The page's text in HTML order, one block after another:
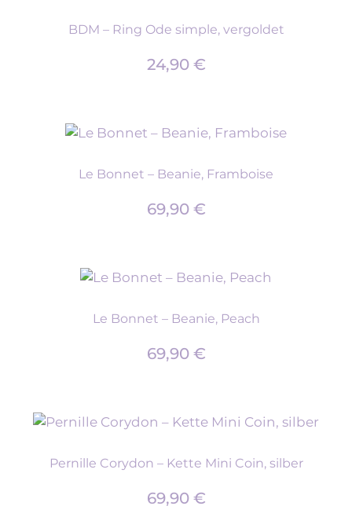
BDM – Ring Ode simple, vergoldet
24,90 €
Le Bonnet – Beanie, Framboise
69,90 €
Le Bonnet – Beanie, Peach
69,90 €
Pernille Corydon – Kette Mini Coin, silber
69,90 €